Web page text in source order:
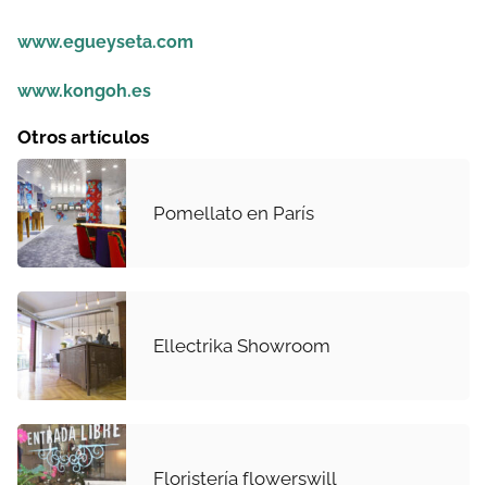
www.egueyseta.com
www.kongoh.es
Otros artículos
Pomellato en París
Ellectrika Showroom
Floristería flowerswill